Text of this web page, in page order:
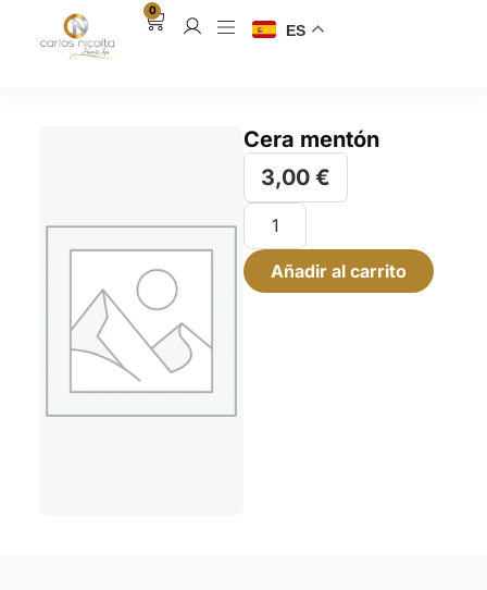
0
ES
Cera mentón
3,00 €
Añadir al carrito